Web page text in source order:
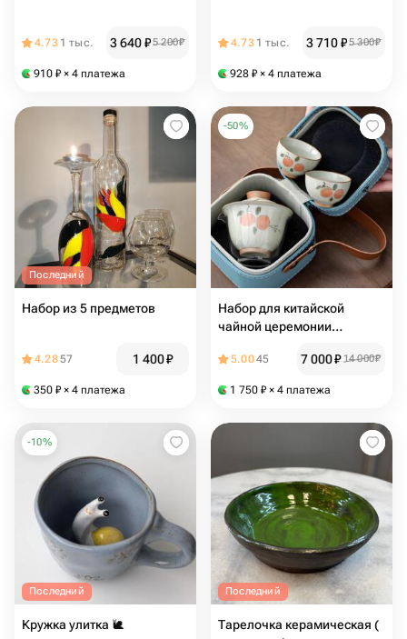
4.73 1 тыс. 3 640₽5 200₽
910 ₽ × 4 платежа
4.73 1 тыс. 3 710₽5 300₽
928 ₽ × 4 платежа
Последний
Набор из 5 предметов
4.2857 1 400₽
350 ₽ × 4 платежа
-50%
Набор для китайской
чайной церемонии
на 2 персоны, в
5.0045 7 000₽ 14 000₽
1 750 ₽ × 4 платежа
-10%
Последний
Кружка улитка 🐌
Последний
Тарелочка керамическая (